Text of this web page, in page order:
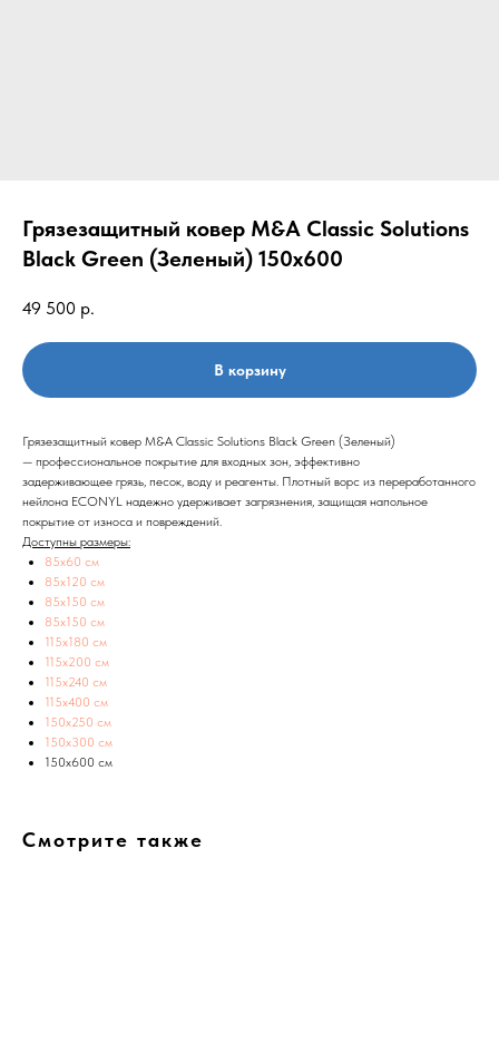
Грязезащитный ковер M&A Classic Solutions
Black Green (Зеленый) 150x600
49 500 р.
В корзину
Грязезащитный ковер M&A Classic Solutions Black Green (Зеленый)
— профессиональное покрытие для входных зон, эффективно
задерживающее грязь, песок, воду и реагенты. Плотный ворс из переработанного
нейлона ECONYL надежно удерживает загрязнения, защищая напольное
покрытие от износа и повреждений.
Доступны размеры:
85х60 см
85х120 см
85х150 см
85х150 см
115х180 см
115х200 см
115х240 см
115х400 см
150х250 см
150х300 см
150х600 см
Смотрите также